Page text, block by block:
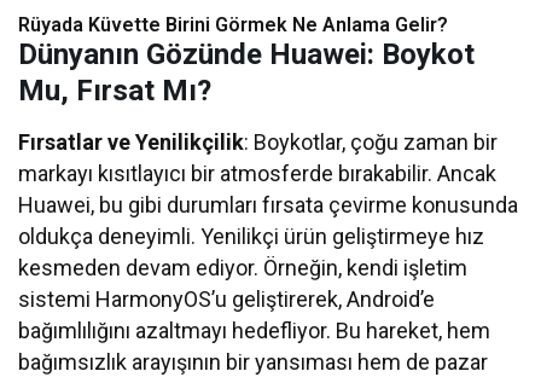
Rüyada Küvette Birini Görmek Ne Anlama Gelir?
Dünyanın Gözünde Huawei: Boykot
Mu, Fırsat Mı?
Fırsatlar ve Yenilikçilik: Boykotlar, çoğu zaman bir
markayı kısıtlayıcı bir atmosferde bırakabilir. Ancak
Huawei, bu gibi durumları fırsata çevirme konusunda
oldukça deneyimli. Yenilikçi ürün geliştirmeye hız
kesmeden devam ediyor. Örneğin, kendi işletim
sistemi HarmonyOS’u geliştirerek, Android’e
bağımlılığını azaltmayı hedefliyor. Bu hareket, hem
bağımsızlık arayışının bir yansıması hem de pazar